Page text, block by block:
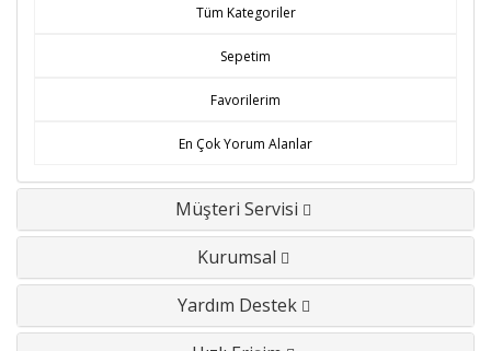
Tüm Kategoriler
Sepetim
Favorilerim
En Çok Yorum Alanlar
Müşteri Servisi
Kurumsal
Yardım Destek